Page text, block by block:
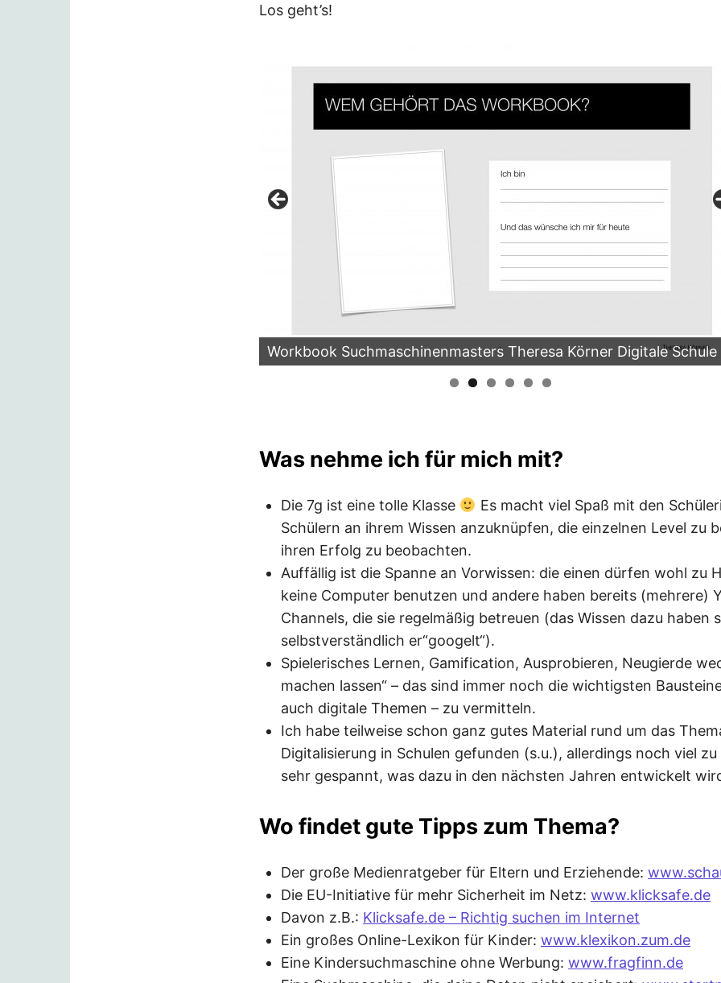
Los geht’s!
Workbook Suchmaschinenmasters Theresa Körner Digitale Schule
Körner
Was nehme ich für mich mit?
Die 7g ist eine tolle Klasse
Es macht viel Spaß mit den
Schülern an ihrem Wissen anzuknüpfen, die einzelnen Level zu
ihren Erfolg zu beobachten.
Auffällig ist die Spanne an Vorwissen: die einen dürfen wohl zu
keine Computer benutzen und andere haben bereits (mehrere)
Channels, die sie regelmäßig betreuen (das Wissen dazu haben
selbstverständlich er“googelt“).
Spielerisches Lernen, Gamification, Ausprobieren, Neugierde
machen lassen“ – das sind immer noch die wichtigsten
auch digitale Themen – zu vermitteln.
Ich habe teilweise schon ganz gutes Material rund um das
Digitalisierung in Schulen gefunden (s.u.), allerdings noch viel
sehr gespannt, was dazu in den nächsten Jahren entwickelt
Wo findet gute Tipps zum Thema?
Der große Medienratgeber für Eltern und Erziehende:
Die EU-Initiative für mehr Sicherheit im Netz: www.klicksafe.de
Davon z.B.: Klicksafe.de – Richtig suchen im Internet
Ein großes Online-Lexikon für Kinder: www.klexikon.zum.de
Eine Kindersuchmaschine ohne Werbung: www.fragfinn.de